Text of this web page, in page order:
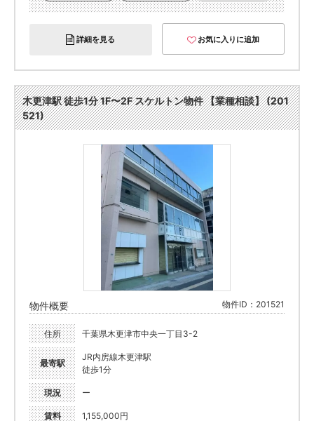
詳細を見る お気に入りに追加
木更津駅 徒歩1分 1F〜2F スケルトン物件 【業種相談】 (201
521)
物件概要 物件ID：201521
住所 千葉県木更津市中央一丁目3-2
最寄駅
JR内房線木更津駅
徒歩1分
現況 ー
賃料 1,155,000円